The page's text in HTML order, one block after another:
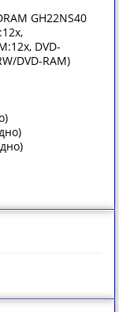
GH22NS40
DVD-
DVD-RAM)